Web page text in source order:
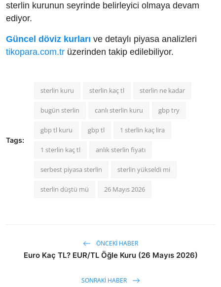
sterlin kurunun seyrinde belirleyici olmaya devam
ediyor.
Güncel döviz kurları ve detaylı piyasa analizleri
tikopara.com.tr üzerinden takip edilebiliyor.
Tags:
sterlin kuru sterlin kaç tl sterlin ne kadar
bugün sterlin canlı sterlin kuru gbp try
gbp tl kuru gbp tl 1 sterlin kaç lira
1 sterlin kaç tl anlık sterlin fiyatı
serbest piyasa sterlin sterlin yükseldi mi
sterlin düştü mü 26 Mayıs 2026
ÖNCEKI HABER
Euro Kaç TL? EUR/TL Öğle Kuru (26 Mayıs 2026)
SONRAKI HABER